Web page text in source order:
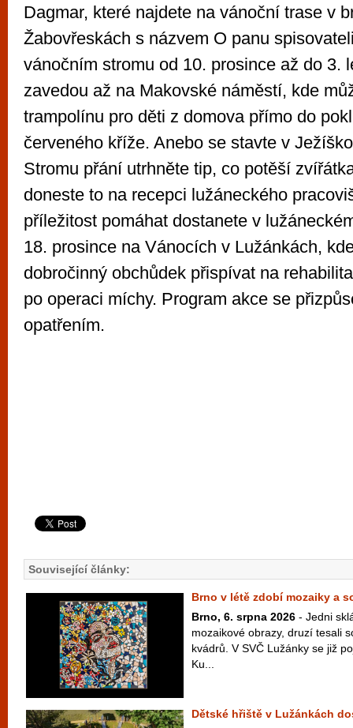
Dagmar, které najdete na vánoční trase v
Žabovřeskách s názvem O panu
vánočním stromu od 10. prosince až do 3.
zavedou až na Makovské náměstí, kde
trampolínu pro děti z domova přímo do
červeného kříže. Anebo se stavte v
Stromu přání utrhněte tip, co potěší
doneste to na recepci lužáneckého
příležitost pomáhat dostanete v
18. prosince na Vánocích v Lužánkách,
dobročinný obchůdek přispívat na
po operaci míchy. Program akce se
opatřením.
Související články:
Brno v létě zdobí mozaiky a
Brno, 6. srpna 2026 - Jedni
mozaikové obrazy, druzí tesali
kvádrů. V SVČ Lužánky se již
Ku...
Dětské hřiště v Lužánkách